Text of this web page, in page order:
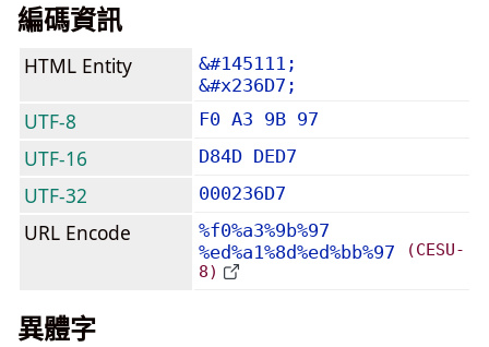
編碼資訊
HTML Entity
&#145111;
&#x236D7;
UTF-8 F0 A3 9B 97
UTF-16 D84D DED7
UTF-32 000236D7
URL Encode
%f0%a3%9b%97
%ed%a1%8d%ed%bb%97
(CESU-
8)
異體字